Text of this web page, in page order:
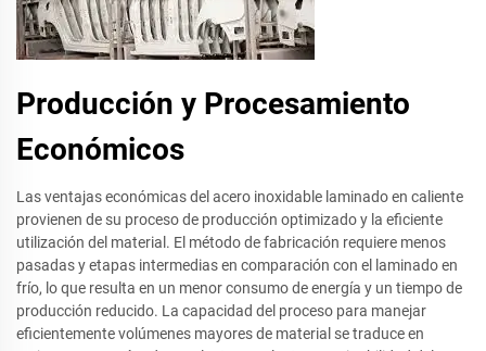
Producción y Procesamiento
Económicos
Las ventajas económicas del acero inoxidable laminado en caliente
provienen de su proceso de producción optimizado y la eficiente
utilización del material. El método de fabricación requiere menos
pasadas y etapas intermedias en comparación con el laminado en
frío, lo que resulta en un menor consumo de energía y un tiempo de
producción reducido. La capacidad del proceso para manejar
eficientemente volúmenes mayores de material se traduce en